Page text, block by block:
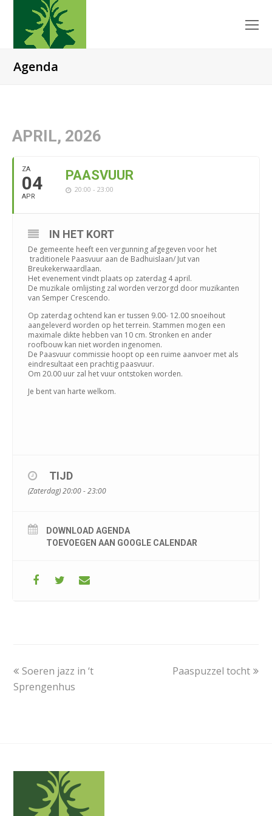
Agenda
APRIL, 2026
ZA
04
APR
PAASVUUR
20:00 - 23:00
IN HET KORT
De gemeente heeft een vergunning afgegeven voor het
traditionele Paasvuur aan de Badhuislaan/ Jut van
Breukekerwaardlaan.
Het evenement vindt plaats op zaterdag 4 april.
De muzikale omlijsting zal worden verzorgd door muzikanten
van Semper Crescendo.
Op zaterdag ochtend kan er tussen 9.00- 12.00 snoeihout
aangeleverd worden op het terrein. Stammen mogen een
maximale dikte hebben van 10 cm. Stronken en ander
roofbouw kan niet worden ingenomen.
De Paasvuur commissie hoopt op een ruime aanvoer met als
eindresultaat een prachtig paasvuur.
Om 20.00 uur zal het vuur ontstoken worden.
Je bent van harte welkom.
TIJD
(Zaterdag) 20:00 - 23:00
DOWNLOAD AGENDA
TOEVOEGEN AAN GOOGLE CALENDAR
previous
post:
Soeren jazz in ‘t
Sprengenhus
next
Paaspuzzel tocht